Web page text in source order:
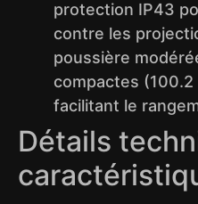
protection IP43
contre les
poussière
compactes
facilitant le
Détails